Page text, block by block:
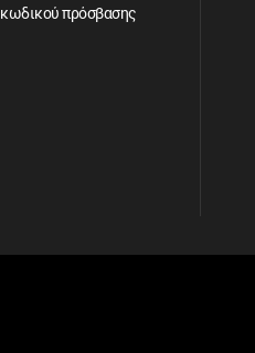
πρόσβασης